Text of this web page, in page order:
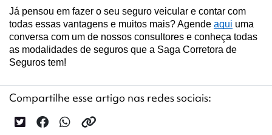
Já pensou em fazer o seu seguro veicular e contar com
todas essas vantagens e muitos mais? Agende aqui uma
conversa com um de nossos consultores e conheça todas
as modalidades de seguros que a Saga Corretora de
Seguros tem!
Compartilhe esse artigo nas redes sociais: